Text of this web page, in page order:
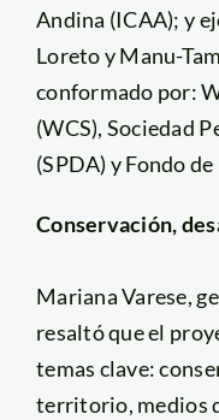
Andina (ICAA); y
Loreto y Manu-
conformado por:
(WCS), Sociedad
(SPDA) y Fondo
Conservación,
Mariana Varese,
resaltó que el
temas clave:
territorio, medios